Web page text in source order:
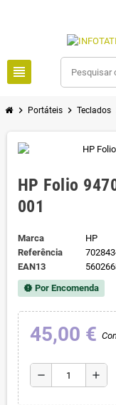
view_headline
chevron_right Portáteis chevron_right Teclados
HP Folio
001
Marca
HP
Referência
EAN13
new_releases Por Encomenda
45,00 €
remove add